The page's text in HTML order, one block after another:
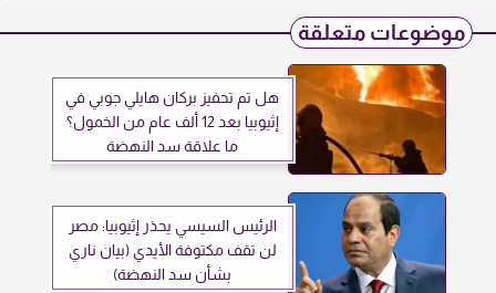
موضوعات متعلقة
هل تم تحفيز بركان هايلي جوبي في
إثيوبيا بعد 12 ألف عام من الخمول؟
ما علاقة سد النهضة
الرئيس السيسي يحذر إثيوبيا: مصر
لن تقف مكتوفة الأيدي (بيان ناري
بشأن سد النهضة)